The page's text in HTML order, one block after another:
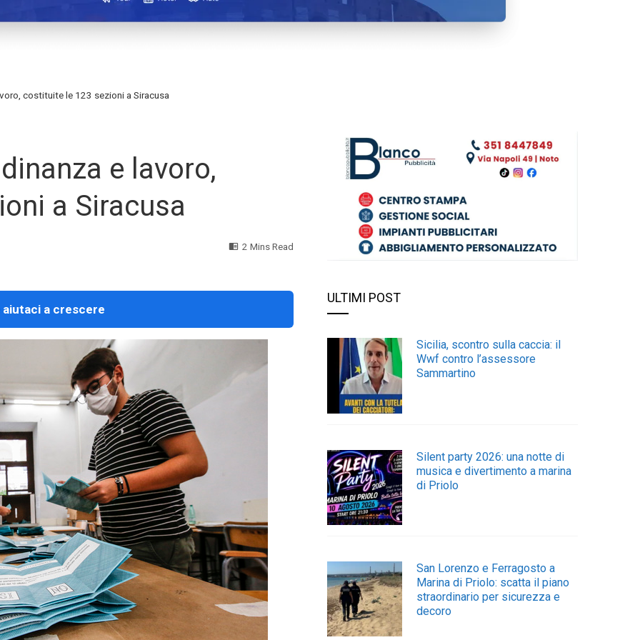
costituite le 123 sezioni a Siracusa
e lavoro,
a Siracusa
2 Mins Read
aiutaci a crescere
ULTIMI POST
Sicilia, scontro sulla caccia: il
Wwf contro l’assessore
Sammartino
Silent party 2026: una notte di
musica e divertimento a marina
di Priolo
San Lorenzo e Ferragosto a
Marina di Priolo: scatta il piano
straordinario per sicurezza e
decoro